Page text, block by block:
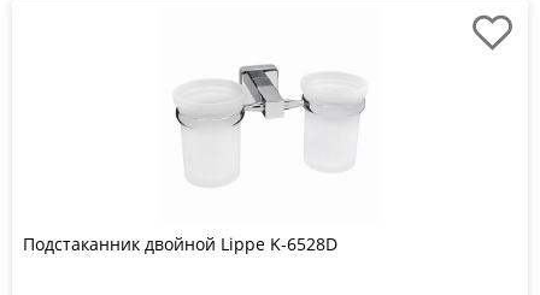
Подстаканник двойной Lippe K-6528D